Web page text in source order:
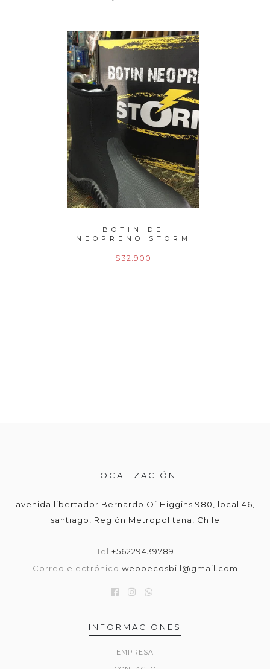
BOTIN DE
NEOPRENO STORM
$32.900
LOCALIZACIÓN
avenida libertador Bernardo O`Higgins 980, local 46,
santiago, Región Metropolitana, Chile
Tel +56229439789
Correo electrónico webpecosbill@gmail.com
INFORMACIONES
EMPRESA